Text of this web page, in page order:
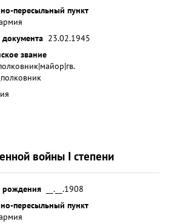
пересыльный пункт
документа 23.02.1945
звание
войны I степени
рождения
__.__.1908
пересыльный пункт